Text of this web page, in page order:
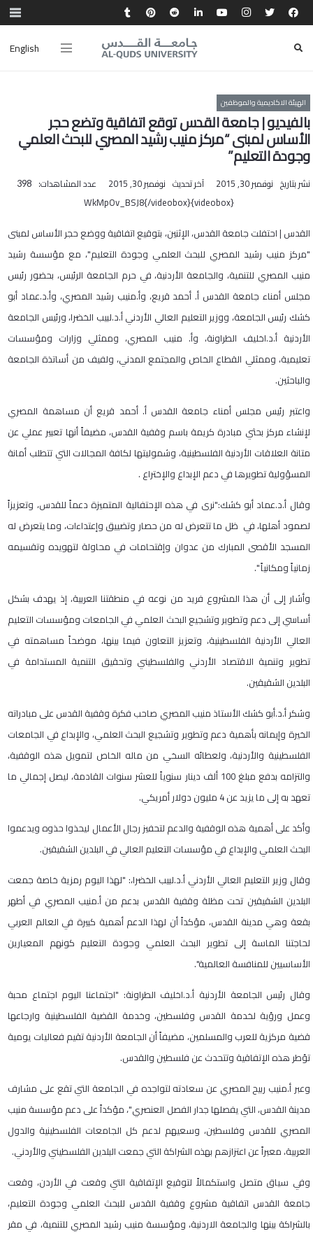
English
الهيئة الاكاديمية والموظفين
بالفيديو | جامعة القدس توقع اتفاقية وتضع حجر
الأساس لمبنى “مركز منيب رشيد المصري للبحث العلمي
وجودة التعليم”
نشر بتاريخ نوفمبر 30, 2015 آخر تحديث نوفمبر 30, 2015 عدد المشاهدات: 398
{videobox}WkMpOv_BSJ8{/videobox}
القدس | احتفلت جامعة القدس، الإثنين، بتوقيع اتفاقية ووضع حجر الأساس لمبنى
"مركز منيب رشيد المصري للبحث العلمي وجودة التعليم"، مع مؤسسة رشيد
منيب المصري للتنمية، والجامعة الأردنية، في حرم الجامعة الرئيس، بحضور رئيس
مجلس أمناء جامعة القدس أ. أحمد قريع، وأ.منيب رشيد المصري، وأ.د.عماد أبو
كشك رئيس الجامعة، ووزير التعليم العالي الأردني أ.د.لبيب الخضرا، ورئيس الجامعة
الأردنية أ.د.اخليف الطراونة، وأ. منيب المصري، وممثلي وزارات ومؤسسات
تعليمية، وممثلي القطاع الخاص والمجتمع المدني، ولفيف من أساتذة الجامعة
والباحثين.
واعتبر رئيس مجلس أمناء جامعة القدس أ. أحمد قريع أن مساهمة المصري
لإنشاء مركز بحثي مبادرة كريمة باسم وقفية القدس، مضيفاً أنها تعبير عملي عن
متانة العلاقات الأردنية الفلسطينية، وشموليتها لكافة المجالات التي تتطلب أمانة
المسؤولية تطويرها في دعم الإبداع والإختراع .
وقال أ.د.عماد أبو كشك:"نرى في هذه الإحتفالية المتميزة دعماً للقدس، وتعزيزاً
لصمود أهلها، في ظل ما تتعرض له من حصار وتضييق وإعتداءات، وما يتعرض له
المسجد الأقصى المبارك من عدوان وإقتحامات في محاولة لتهويده وتقسيمه
زمانياً ومكانياً ".
وأشار إلى أن هذا المشروع فريد من نوعه في منطقتنا العربية، إذ يهدف بشكل
أساسي إلى دعم وتطوير وتشجيع البحث العلمي في الجامعات ومؤسسات التعليم
العالي الأردنية الفلسطينية، وتعزيز التعاون فيما بينها، موضحاً مساهمته في
تطوير وتنمية الاقتصاد الأردني والفلسطيني وتحقيق التنمية المستدامة في
البلدين الشقيقين.
وشكر أ.د.أبو كشك الأستاذ منيب المصري صاحب فكرة وقفية القدس على مبادراته
الخيرة وإيمانه بأهمية دعم وتطوير وتشجيع البحث العلمي، والإبداع في الجامعات
الفلسطينية والأردنية، ولعطائه السخي من ماله الخاص لتمويل هذه الوقفية،
والتزامه بدفع مبلغ 100 ألف دينار سنوياً للعشر سنوات القادمة، ليصل إجمالي ما
تعهد به إلى ما يزيد عن 4 مليون دولار أمريكي.
وأكد على أهمية هذه الوقفية والدعم لتحفيز رجال الأعمال ليحذوا حذوه ويدعموا
البحث العلمي والإبداع في مؤسسات التعليم العالي في البلدين الشقيقين.
وقال وزير التعليم العالي الأردني أ.د.لبيب الخضرا،: "لهذا اليوم رمزية خاصة جمعت
البلدين الشقيقين تحت مظلة وقفية القدس بدعم من أ.منيب المصري في أطهر
بقعة وهي مدينة القدس، مؤكداً أن لهذا الدعم أهمية كبيرة في العالم العربي
لحاجتنا الماسة إلى تطوير البحث العلمي وجودة التعليم كونهم المعيارين
الأساسيين للمنافسة العالمية".
وقال رئيس الجامعة الأردنية أ.د.اخليف الطراونة: "اجتماعنا اليوم اجتماع محبة
وعمل ورؤية لخدمة القدس وفلسطين، وخدمة القضية الفلسطينية وارجاعها
قضية مركزية للعرب والمسلمين، مضيفاً أن الجامعة الأردنية تقيم فعاليات يومية
تؤطر هذه الإتفاقية وتتحدث عن فلسطين والقدس.
وعبر أ.منيب ربيح المصري عن سعادته لتواجده في الجامعة التي تقع على مشارف
مدينة القدس، التي يفصلها جدار الفصل العنصري"، مؤكداً على دعم مؤسسة منيب
المصري للقدس وفلسطين، وسعيهم لدعم كل الجامعات الفلسطينية والدول
العربية، معبراً عن اعتزازهم بهذه الشراكة التي جمعت البلدين الفلسطيني والأردني.
وفي سياق متصل واستكمالاً لتوقيع الإتفاقية التي وقعت في الأردن، وقعت
جامعة القدس اتفاقية مشروع وقفية القدس للبحث العلمي وجودة التعليم،
بالشراكة بينها والجامعة الاردنية، ومؤسسة منيب رشيد المصري للتنمية، في مقر